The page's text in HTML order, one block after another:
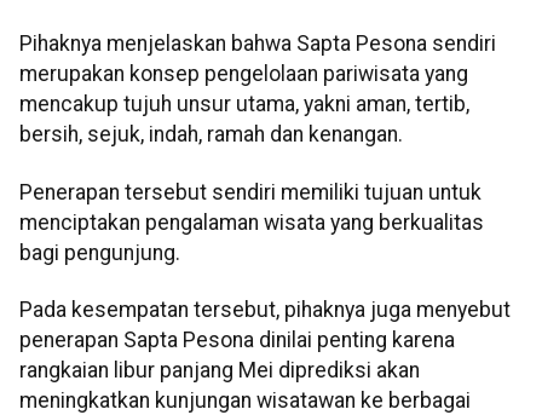
Pihaknya menjelaskan bahwa Sapta Pesona sendiri
merupakan konsep pengelolaan pariwisata yang
mencakup tujuh unsur utama, yakni aman, tertib,
bersih, sejuk, indah, ramah dan kenangan.
Penerapan tersebut sendiri memiliki tujuan untuk
menciptakan pengalaman wisata yang berkualitas
bagi pengunjung.
Pada kesempatan tersebut, pihaknya juga menyebut
penerapan Sapta Pesona dinilai penting karena
rangkaian libur panjang Mei diprediksi akan
meningkatkan kunjungan wisatawan ke berbagai